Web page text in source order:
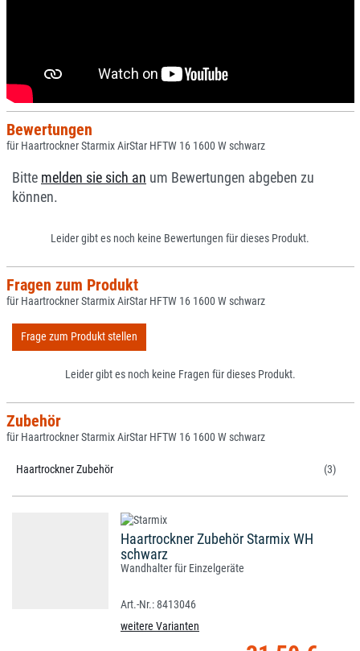
Bewertungen
für Haartrockner Starmix AirStar HFTW 16 1600 W schwarz
Bitte melden sie sich an um Bewertungen abgeben zu
können.
Leider gibt es noch keine Bewertungen für dieses Produkt.
Fragen zum Produkt
für Haartrockner Starmix AirStar HFTW 16 1600 W schwarz
Frage zum Produkt stellen
Leider gibt es noch keine Fragen für dieses Produkt.
Zubehör
für Haartrockner Starmix AirStar HFTW 16 1600 W schwarz
Haartrockner Zubehör (3)
Haartrockner Zubehör Starmix WH
schwarz
Wandhalter für Einzelgeräte
8413046
weitere Varianten